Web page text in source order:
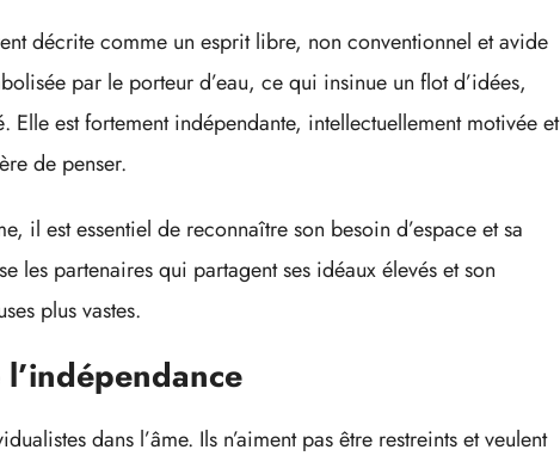
décrite comme un esprit libre, non conventionnel et avide
par le porteur d’eau, ce qui insinue un flot d’idées,
Elle est fortement indépendante, intellectuellement motivée et
de penser.
il est essentiel de reconnaître son besoin d’espace et sa
les partenaires qui partagent ses idéaux élevés et son
plus vastes.
dans l’âme. Ils n’aiment pas être restreints et veulent